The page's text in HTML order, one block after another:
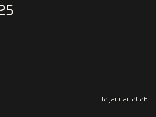
12 januari 2026